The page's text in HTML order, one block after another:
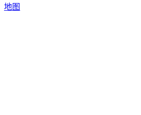
地图